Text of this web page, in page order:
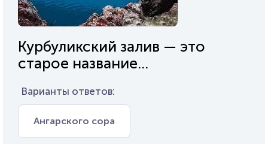
Курбуликский залив — это
старое название...
Варианты ответов:
Ангарского сора